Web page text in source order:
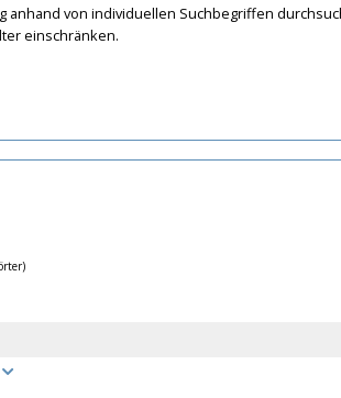
anhand von individuellen Suchbegriffen
einschränken.